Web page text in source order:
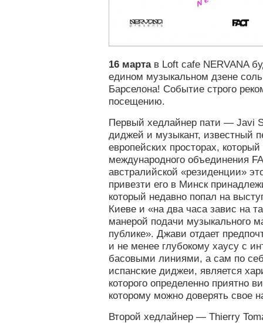
16 мартав Loft cafe NERVANA
едином музыкальном дзене
Барселона! Событие строго
посещению.
Первый хедлайнер пати — Javi
диджей и музыкант, известный
европейских просторах,
международного объединения
австралийской «резиденции»
привезти его в Минск
который недавно попал на
Киеве и «на два часа завис на
манерой подачи музыкального
публике». Джави отдает
и не менее глубокому хаусу с
басовыми линиями, а сам по
испанские диджеи, является
которого определенно приятно
которому можно доверять свое
Второй хедлайнер — Thierry